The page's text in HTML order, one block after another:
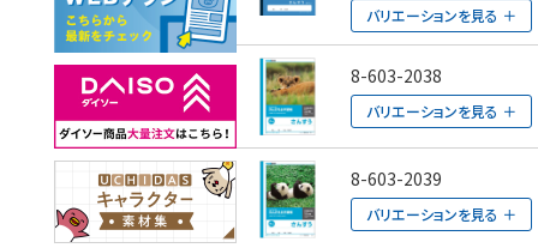
バリエーションを見る
8-603-2038
バリエーションを見る
8-603-2039
バリエーションを見る